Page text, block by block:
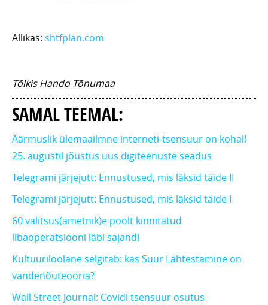
Allikas: shtfplan.com
Tõlkis Hando Tõnumaa
SAMAL TEEMAL:
Äärmuslik ülemaailmne interneti-tsensuur on kohal!
25. augustil jõustus uus digiteenuste seadus
Telegrami järjejutt: Ennustused, mis läksid täide II
Telegrami järjejutt: Ennustused, mis läksid täide I
60 valitsus(ametnik)e poolt kinnitatud
libaoperatsiooni läbi sajandi
Kultuuriloolane selgitab: kas Suur Lähtestamine on
vandenõuteooria?
Wall Street Journal: Covidi tsensuur osutus